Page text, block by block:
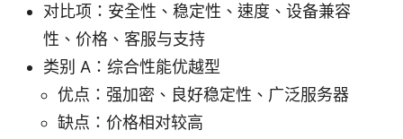
对比项：安全性、稳定性、速度、设备兼容
性、价格、客服与支持
类别 A：综合性能优越型
优点：强加密、良好稳定性、广泛服务器
缺点：价格相对较高